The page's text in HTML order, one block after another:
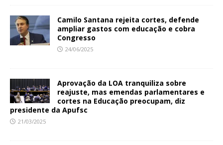
Camilo Santana rejeita cortes, defende
ampliar gastos com educação e cobra
Congresso
24/06/2025
Aprovação da LOA tranquiliza sobre
reajuste, mas emendas parlamentares e
cortes na Educação preocupam, diz
presidente da Apufsc
21/03/2025